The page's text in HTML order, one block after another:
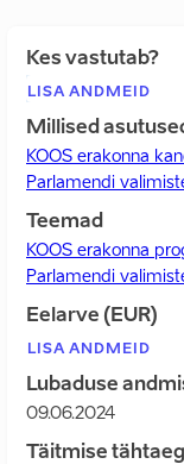
Kes vastutab?
LISA ANDMEID
Millised
KOOS erakonna
Parlamendi
Teemad
KOOS erakonna
Parlamendi
Eelarve (EUR)
LISA ANDMEID
Lubaduse
09.06.2024
Täitmise tähtaeg